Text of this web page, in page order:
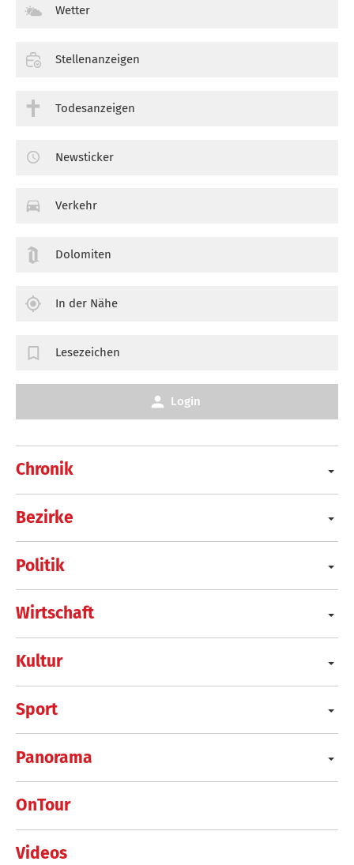
Chronik
Bezirke
Politik
Wirtschaft
Kultur
Sport
Panorama
OnTour
Videos
Wetter
Stellenanzeigen
Todesanzeigen
Newsticker
Verkehr
Dolomiten
In der Nähe
Lesezeichen
Login